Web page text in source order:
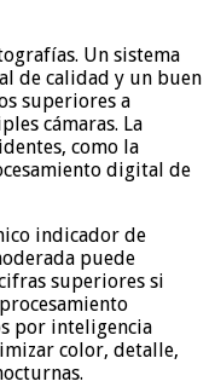
Un sistema
de calidad y un buen
superiores a
cámaras. La
como la
digital de
indicador de
puede
superiores si
por inteligencia
color, detalle,